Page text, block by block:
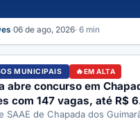
·06 de ago, 2026· 6 min
MUNICIPAIS EM ALTA
abre concurso em
com 147 vagas, até R$
SAAE de Chapada dos